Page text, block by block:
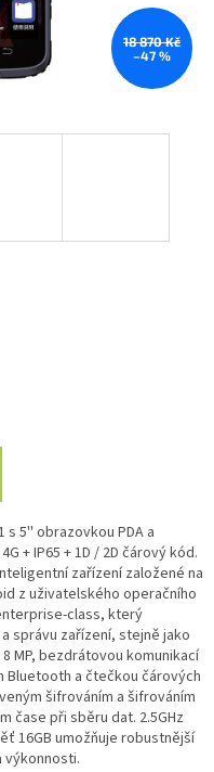
18 870 Kč
–47 %
5'' obrazovkou PDA a
+ IP65 + 1D / 2D čárový kód.
zařízení založené na
z uživatelského operačního
class, který
správu zařízení, stejně jako
MP, bezdrátovou komunikací
Bluetooth a čtečkou čárových
šifrováním a šifrováním
čase při sběru dat. 2.5GHz
16GB umožňuje robustnější
výkonnosti.